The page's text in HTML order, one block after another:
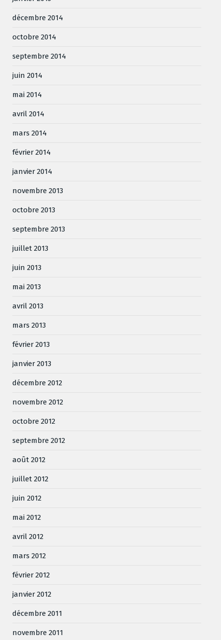
décembre 2014
octobre 2014
septembre 2014
juin 2014
mai 2014
avril 2014
mars 2014
février 2014
janvier 2014
novembre 2013
octobre 2013
septembre 2013
juillet 2013
juin 2013
mai 2013
avril 2013
mars 2013
février 2013
janvier 2013
décembre 2012
novembre 2012
octobre 2012
septembre 2012
août 2012
juillet 2012
juin 2012
mai 2012
avril 2012
mars 2012
février 2012
janvier 2012
décembre 2011
novembre 2011